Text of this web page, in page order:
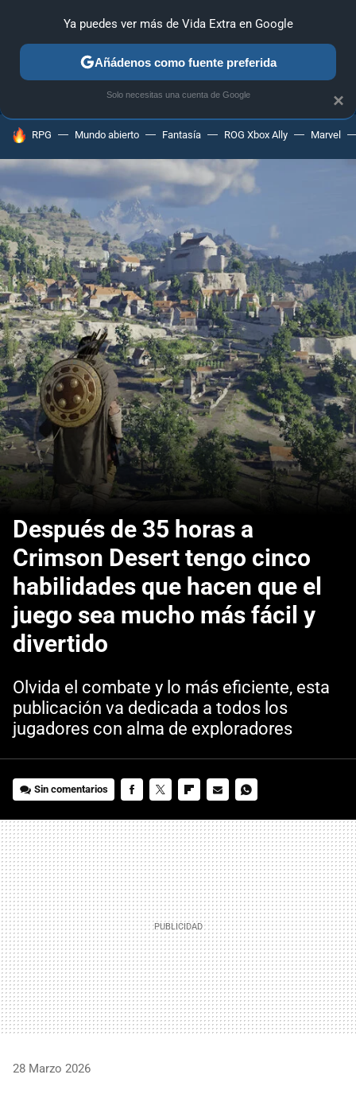
ANÁLISIS GUÍAS Y TRUCOS PC SONY NINTENDO
HOY SE HABLA DE
RPG Mundo abierto Fantasía ROG Xbox Ally Marvel
Después de 35 horas a
Crimson Desert tengo cinco
habilidades que hacen que el
juego sea mucho más fácil y
divertido
Olvida el combate y lo más eficiente, esta
publicación va dedicada a todos los
jugadores con alma de exploradores
Sin comentarios
MAIL
28 Marzo 2026
×
Ya puedes ver más de Vida Extra en Google
Añádenos como fuente preferida
Solo necesitas una cuenta de Google